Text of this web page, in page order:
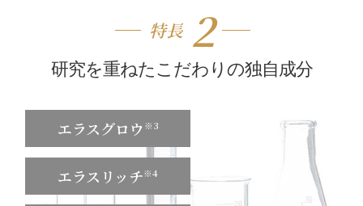
特長 ２
研究を重ねたこだわりの独自成分
エラスグロウ ※3
エラスリッチ※4